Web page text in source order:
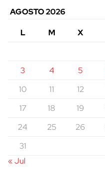
AGOSTO 2026
L
M X
3
4 5
10
11 12
17
18 19
24
25 26
31
« Jul